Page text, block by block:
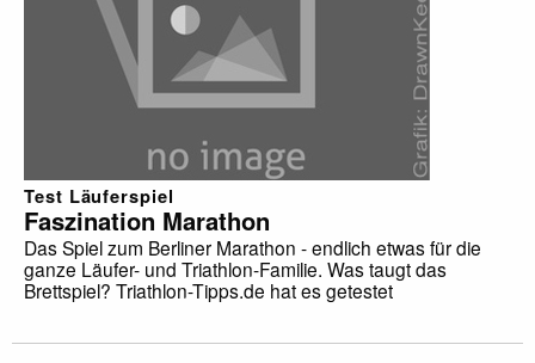
Test Läuferspiel
Faszination Marathon
Das Spiel zum Berliner Marathon - endlich etwas für die
ganze Läufer- und Triathlon-Familie. Was taugt das
Brettspiel? Triathlon-Tipps.de hat es getestet